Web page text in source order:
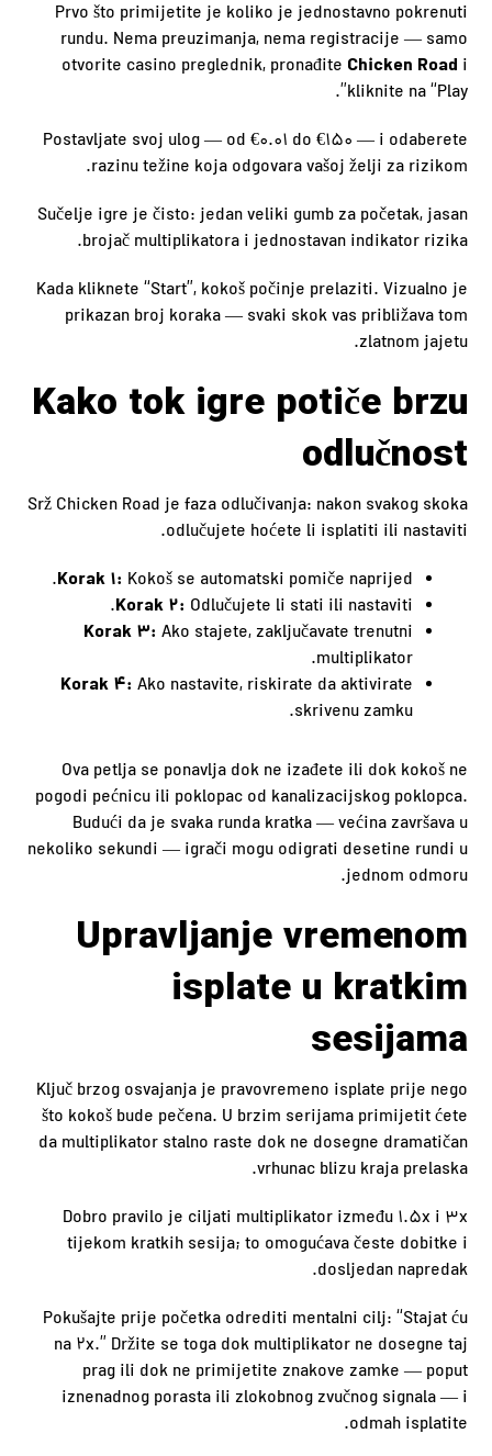
Prvo što primijetite je koliko je jednostavno pokrenuti
rundu. Nema preuzimanja, nema registracije — samo
otvorite casino preglednik, pronađite Chicken Road i
kliknite na “Play”.
Postavljate svoj ulog — od €0.01 do €150 — i odaberete
razinu težine koja odgovara vašoj želji za rizikom.
Sučelje igre je čisto: jedan veliki gumb za početak, jasan
brojač multiplikatora i jednostavan indikator rizika.
Kada kliknete “Start”, kokoš počinje prelaziti. Vizualno je
prikazan broj koraka — svaki skok vas približava tom
zlatnom jajetu.
Kako tok igre potiče brzu
odlučnost
Srž Chicken Road je faza odlučivanja: nakon svakog skoka
odlučujete hoćete li isplatiti ili nastaviti.
Korak 1: Kokoš se automatski pomiče naprijed.
Korak 2: Odlučujete li stati ili nastaviti.
Korak 3: Ako stajete, zaključavate trenutni
multiplikator.
Korak 4: Ako nastavite, riskirate da aktivirate
skrivenu zamku.
Ova petlja se ponavlja dok ne izađete ili dok kokoš ne
pogodi pećnicu ili poklopac od kanalizacijskog poklopca.
Budući da je svaka runda kratka — većina završava u
nekoliko sekundi — igrači mogu odigrati desetine rundi u
jednom odmoru.
Upravljanje vremenom
isplate u kratkim
sesijama
Ključ brzog osvajanja je pravovremeno isplate prije nego
što kokoš bude pečena. U brzim serijama primijetit ćete
da multiplikator stalno raste dok ne dosegne dramatičan
vrhunac blizu kraja prelaska.
Dobro pravilo je ciljati multiplikator između 1.5x i 3x
tijekom kratkih sesija; to omogućava česte dobitke i
dosljedan napredak.
Pokušajte prije početka odrediti mentalni cilj: “Stajat ću
na 2x.” Držite se toga dok multiplikator ne dosegne taj
prag ili dok ne primijetite znakove zamke — poput
iznenadnog porasta ili zlokobnog zvučnog signala — i
odmah isplatite.